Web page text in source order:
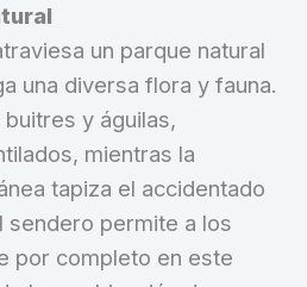
un parque natural
una diversa flora y fauna.
y águilas,
mientras la
tapiza el accidentado
sendero permite a los
por completo en este